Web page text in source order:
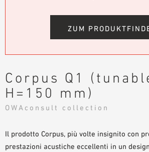
CAMPI D’APPLICAZIONE
CAPITOLATI D’APPALTO
DOWNLOAD
DICHIARAZIONE DI PRESTAZIONE (DOP)
BIBLIOTECA BIM/ REVIT
ZUM
Corpus Q1
H=150 mm)
OWAconsult collection
Il prodotto Corpus, più volte insignito con
prestazioni acustiche eccellenti in un